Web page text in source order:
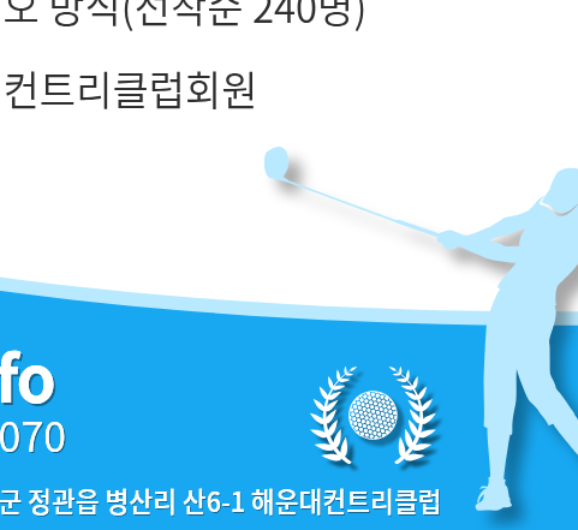
보라(35000)
드비치(30000)
통도
이스트힐 노모쟈키
베이사이드 프리미어(24500)
해운대cc 로얄(25000)
베이사이드 프리미어(31500)
오펠 프리미엄 (17000)
아시아드(20000)
동부산VIP(18000)